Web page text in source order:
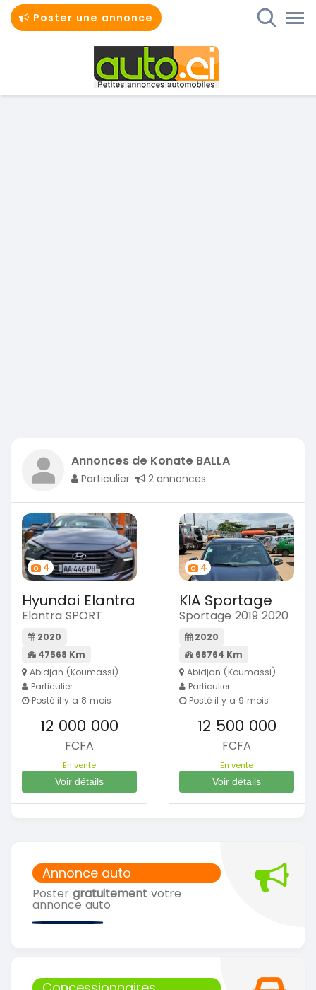
Poster une annonce
Annonce auto
Poster gratuitement votre
annonce auto
Annonces de Konate BALLA
Particulier 2 annonces
4
Hyundai Elantra
Elantra SPORT
2020
47568 Km
Abidjan (Koumassi)
Particulier
Posté il y a 8 mois
12 000 000
FCFA
En vente
Voir détails
4
KIA Sportage
Sportage 2019 2020
2020
68764 Km
Abidjan (Koumassi)
Particulier
Posté il y a 9 mois
12 500 000
FCFA
En vente
Voir détails